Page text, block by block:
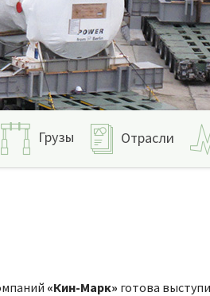
Грузы Отрасли
«Кин-Марк» готова